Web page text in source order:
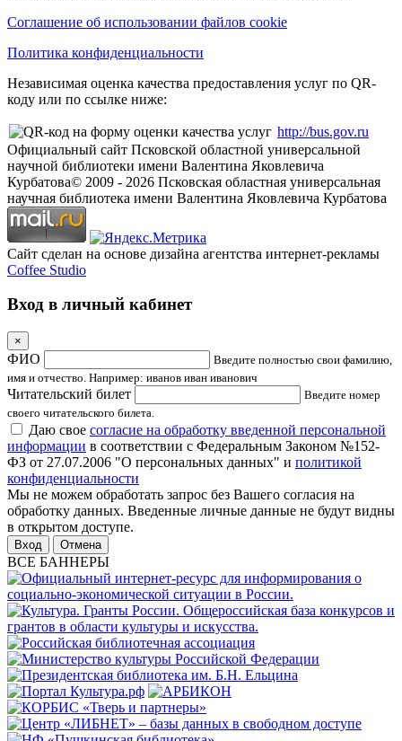
Соглашение об использовании файлов cookie
Политика конфиденциальности
Независимая оценка качества предоставления услуг по QR-
коду или по ссылке ниже:
http://bus.gov.ru
Официальный сайт Псковской областной универсальной
научной библиотеки имени Валентина Яковлевича
Курбатова© 2009 - 2026 Псковская областная универсальная
научная библиотека имени Валентина Яковлевича Курбатова
Сайт сделан на основе дизайна агентства интернет-рекламы
Coffee Studio
Вход в личный кабинет
×
ФИО
Введите полностью свои фамилию,
имя и отчество. Например: иванов иван иванович
Читательский билет
Введите номер
своего читательского билета.
Даю свое согласие на обработку введенной персональной
информации в соответствии с Федеральным Законом №152-
ФЗ от 27.07.2006 "О персональных данных" и политикой
конфиденциальности
Мы не можем обработать запрос без Вашего согласия на
обработку данных. Введенные личные данные не будут видны
в открытом доступе.
Отмена
ВСЕ БАННЕРЫ